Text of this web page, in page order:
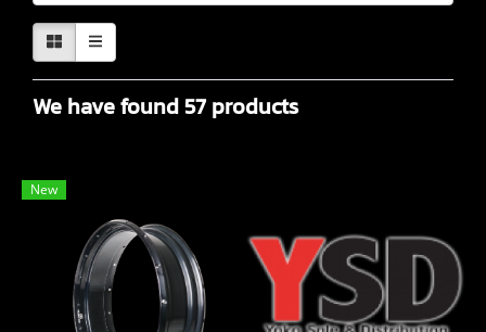
We have found 57 products
New